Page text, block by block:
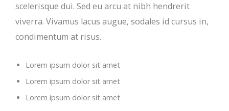
scelerisque dui. Sed eu arcu at nibh hendrerit
viverra. Vivamus lacus augue, sodales id cursus in,
condimentum at risus.
Lorem ipsum dolor sit amet
Lorem ipsum dolor sit amet
Lorem ipsum dolor sit amet